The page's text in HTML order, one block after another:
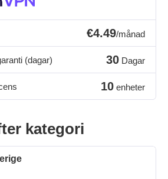
€4.49/månad
(dagar) 30 Dagar
10 enheter
kategori